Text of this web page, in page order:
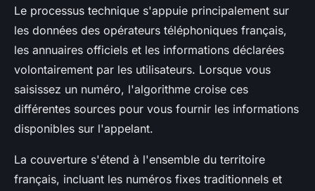
Le processus technique s'appuie principalement sur
les données des opérateurs téléphoniques français,
les annuaires officiels et les informations déclarées
volontairement par les utilisateurs. Lorsque vous
saisissez un numéro, l'algorithme croise ces
différentes sources pour vous fournir les informations
disponibles sur l'appelant.
La couverture s'étend à l'ensemble du territoire
français, incluant les numéros fixes traditionnels et